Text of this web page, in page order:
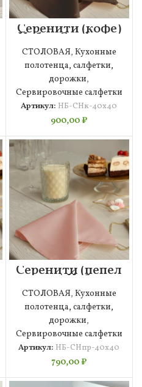
Серенити (кофе)
Набор Салфеток
40х40
СТОЛОВАЯ, Кухонные
полотенца, салфетки,
дорожки,
Сервировочные салфетки
Артикул: НБ-СНк-40х40
900,00₽
Серенити (пепел
роза) Набор
Салфеток 40х40
СТОЛОВАЯ, Кухонные
полотенца, салфетки,
дорожки,
Сервировочные салфетки
Артикул: НБ-СНпр-40х40
790,00₽